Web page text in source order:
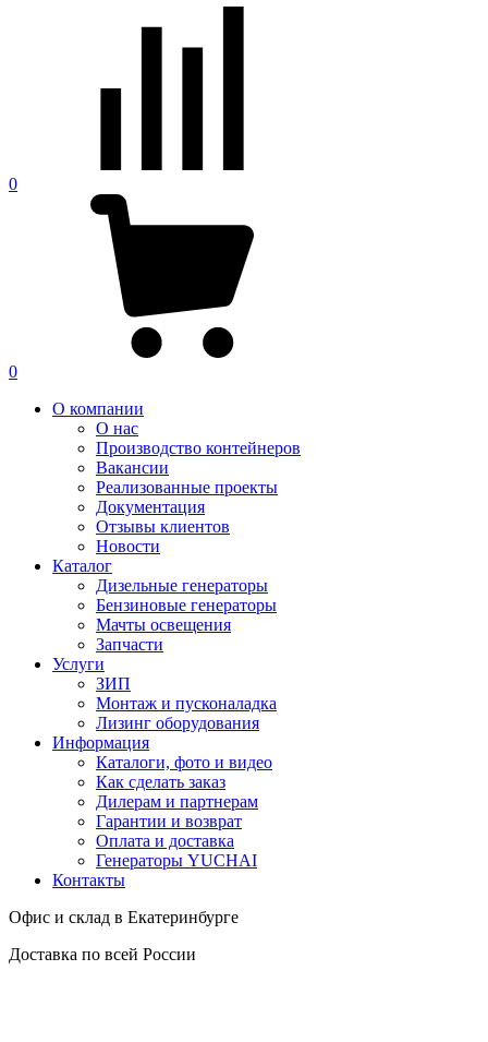
0
0
О компании
О нас
Производство контейнеров
Вакансии
Реализованные проекты
Документация
Отзывы клиентов
Новости
Каталог
Дизельные генераторы
Бензиновые генераторы
Мачты освещения
Запчасти
Услуги
ЗИП
Монтаж и пусконаладка
Лизинг оборудования
Информация
Каталоги, фото и видео
Как сделать заказ
Дилерам и партнерам
Гарантии и возврат
Оплата и доставка
Генераторы YUCHAI
Контакты
Офис и склад в Екатеринбурге
Доставка по всей России